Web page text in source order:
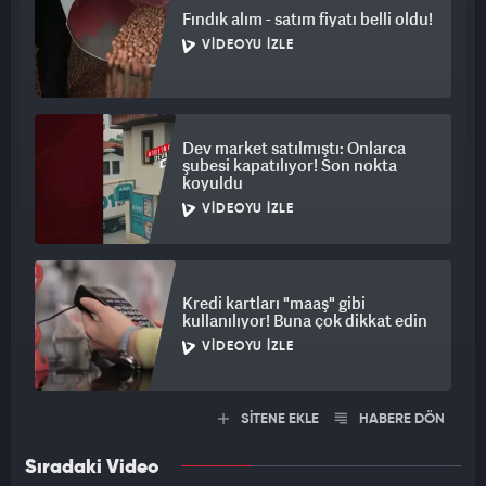
Fındık alım - satım fiyatı belli oldu!
VIDEOYU İZLE
Dev market satılmıştı: Onlarca
şubesi kapatılıyor! Son nokta
koyuldu
VIDEOYU İZLE
Kredi kartları "maaş" gibi
kullanılıyor! Buna çok dikkat edin
VIDEOYU İZLE
SİTENE EKLE HABERE DÖN
Sıradaki Video